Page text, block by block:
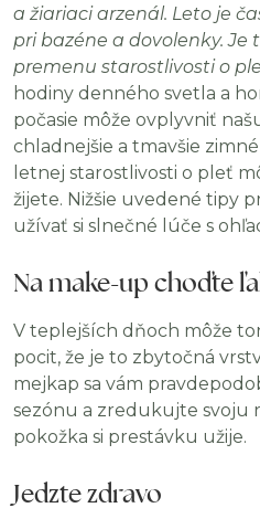
a žiariaci arzenál. Leto je
pri bazéne a dovolenky. Je
premenu starostlivosti o
hodiny denného svetla a
počasie môže ovplyvniť
chladnejšie a tmavšie
letnej starostlivosti o pleť
žijete. Nižšie uvedené tipy
užívať si slnečné lúče s
Na make-up choďte
V teplejších dňoch môže
pocit, že je to zbytočná
mejkap sa vám
sezónu a zredukujte svoju
pokožka si prestávku užije.
Jedzte zdravo